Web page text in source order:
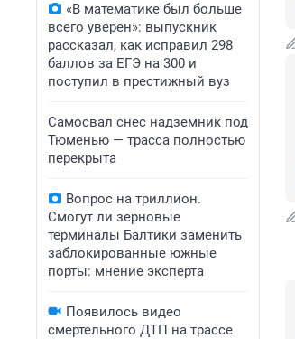
«В математике был больше
всего уверен»: выпускник
рассказал, как исправил 298
баллов за ЕГЭ на 300 и
поступил в престижный вуз
Самосвал снес надземник под
Тюменью — трасса полностью
перекрыта
Вопрос на триллион.
Смогут ли зерновые
терминалы Балтики заменить
заблокированные южные
порты: мнение эксперта
Появилось видео
смертельного ДТП на трассе